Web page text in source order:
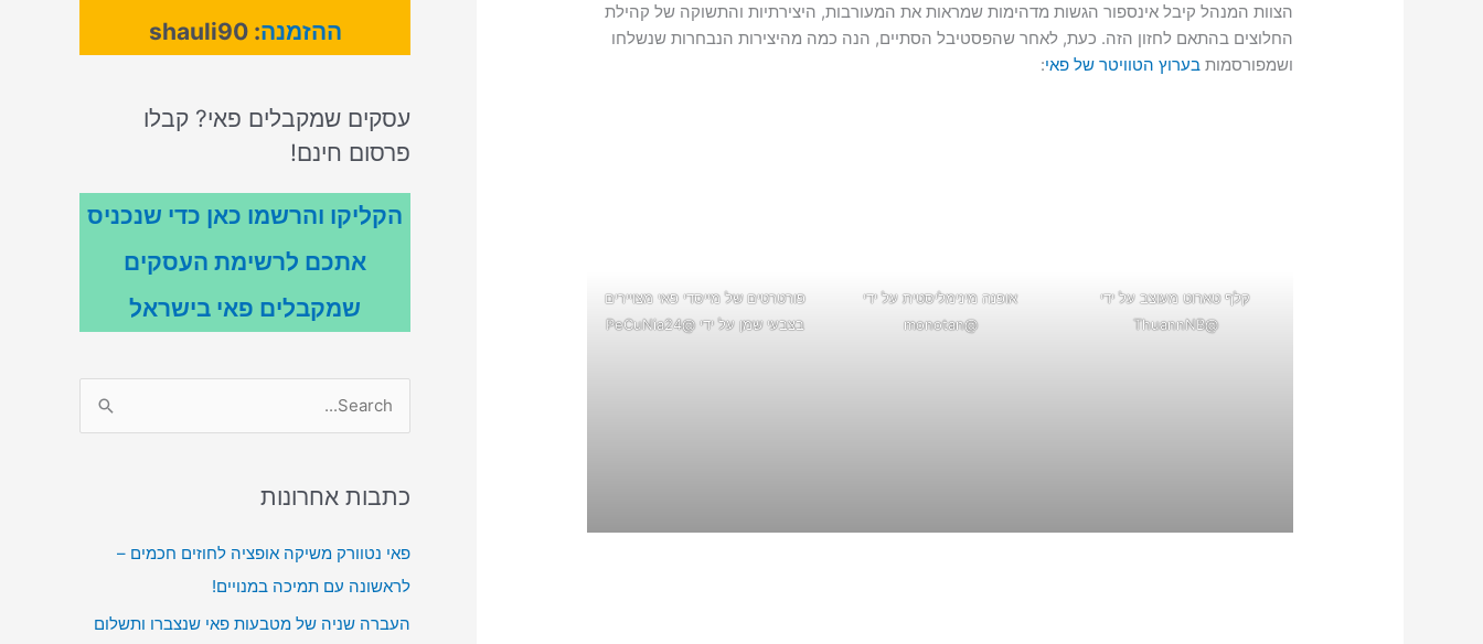
הצוות המנהל קיבל אינספור הגשות מדהימות שמראות את המעורבות, היצירתיות והתשוקה של קהילת
החלוצים בהתאם לחזון הזה. כעת, לאחר שהפסטיבל הסתיים, הנה כמה מהיצירות הנבחרות שנשלחו
ושמפורסמותבערוץ הטוויטר של פאי:
קלף טארוט מעוצב על ידי
@ThuannNB
אופנה מינימליסטית על ידי
@monotan
פורטרטים של מייסדי פאי מצויירים
בצבעי שמן על ידי @PeCuNia24
ההזמנה: shauli90
עסקים שמקבלים פאי? קבלו
פרסום חינם!
הקליקו והרשמו כאן כדי שנכניס
אתכם לרשימת העסקים
שמקבלים פאי בישראל
r
h
f
o
כתבות אחרונות
פאי נטוורק משיקה אופציה לחוזים חכמים –
לראשונה עם תמיכה במנויים!
העברה שניה של מטבעות פאי שנצברו ותשלום